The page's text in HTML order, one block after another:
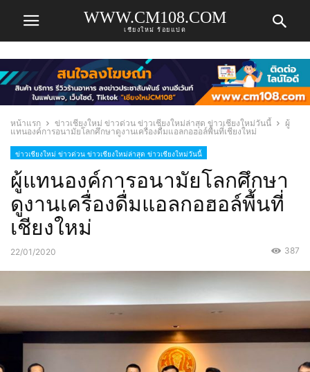
WWW.CM108.COM
เชียงใหม่ ร้อยแปด
หน้าแรก ข่าวเชียงใหม่ ข่าวด่วน ข่าวเชียงใหม่ล่าสุด ข่าวเชียงใหม่วันนี้
ผู้
แทนองค์การอนามัยโลกศึกษาดูงานเครื่องดื่มแอลกอฮอล์พื้นที่เชียงใหม่
ข่าวเชียงใหม่ ข่าวด่วน ข่าวเชียงใหม่ล่าสุด ข่าวเชียงใหม่วันนี้
ผู้แทนองค์การอนามัยโลกศึกษา
ดูงานเครื่องดื่มแอลกอฮอล์พื้นที่
เชียงใหม่
22/01/2020 387